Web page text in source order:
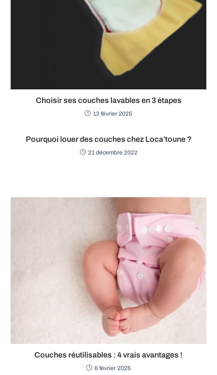
Choisir ses couches lavables en 3 étapes
13 février 2025
Pourquoi louer des couches chez Loca’toune ?
21 décembre 2022
Couches réutilisables : 4 vrais avantages !
6 février 2025